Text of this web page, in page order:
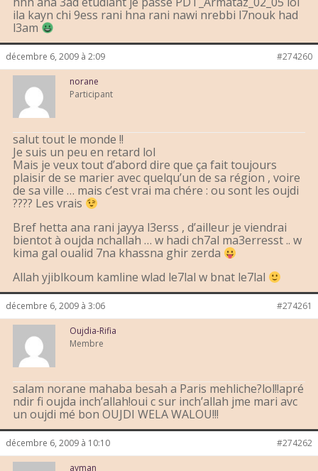
ila kayn chi 9ess rani hna rani nawi nrebbi l7nouk had
l3am
décembre 6, 2009 à 2:09 #274260
norane
Participant
salut tout le monde !!
Je suis un peu en retard lol
Mais je veux tout d’abord dire que ça fait toujours
plaisir de se marier avec quelqu’un de sa région , voire
de sa ville … mais c’est vrai ma chére : ou sont les oujdi
???? Les vrais
Bref hetta ana rani jayya l3erss , d’ailleur je viendrai
bientot à oujda nchallah … w hadi ch7al ma3erresst .. w
kima gal oualid 7na khassna ghir zerda
Allah yjiblkoum kamline wlad le7lal w bnat le7lal
décembre 6, 2009 à 3:06 #274261
Oujdia-Rifia
Membre
salam norane mahaba besah a Paris mehliche?lol!!apré
ndir fi oujda inch’allah!oui c sur inch’allah jme mari avc
un oujdi mé bon OUJDI WELA WALOU!!!
décembre 6, 2009 à 10:10 #274262
ayman